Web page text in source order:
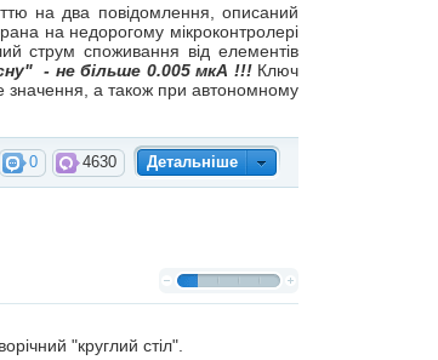
на два повідомлення, описаний
на недорогому мікроконтролері
струм споживання від елементів
- не більше 0.005 мкА !!!Ключ
значення, а також при автономному
Детальніше
4630
0
"круглий стіл".